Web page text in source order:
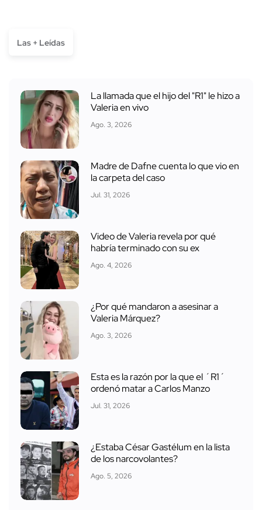
Las + Leídas
La llamada que el hijo del "R1" le hizo a
Valeria en vivo
Ago. 3, 2026
Madre de Dafne cuenta lo que vio en
la carpeta del caso
Jul. 31, 2026
Video de Valeria revela por qué
habría terminado con su ex
Ago. 4, 2026
¿Por qué mandaron a asesinar a
Valeria Márquez?
Ago. 3, 2026
Esta es la razón por la que el ´R1´
ordenó matar a Carlos Manzo
Jul. 31, 2026
¿Estaba César Gastélum en la lista
de los narcovolantes?
Ago. 5, 2026